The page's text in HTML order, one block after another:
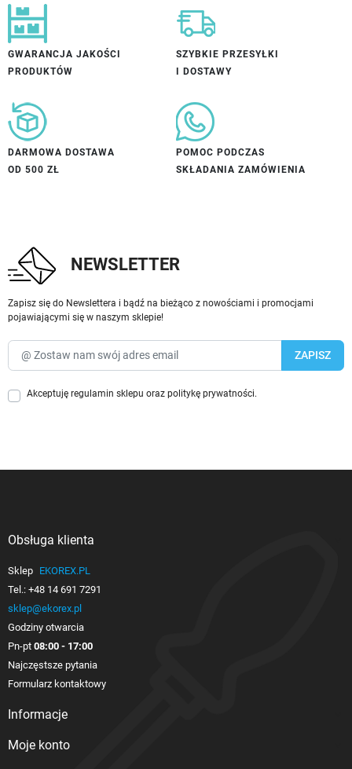
GWARANCJA JAKOŚCI
PRODUKTÓW
SZYBKIE PRZESYŁKI
I DOSTAWY
DARMOWA DOSTAWA
OD 500 ZŁ
POMOC PODCZAS
SKŁADANIA ZAMÓWIENIA
NEWSLETTER
Zapisz się do Newslettera i bądź na bieżąco z nowościami i promocjami
pojawiającymi się w naszym sklepie!
Akceptuję regulamin sklepu oraz politykę prywatności.
Obsługa klienta
Sklep EKOREX.PL
Tel.: +48 14 691 7291
sklep@ekorex.pl
Godziny otwarcia
Pn-pt 08:00 - 17:00
Najczęstsze pytania
Formularz kontaktowy
Informacje
Moje konto